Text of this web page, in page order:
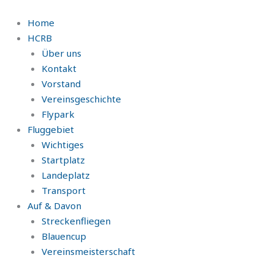
Inhalt
springen
Home
HCRB
Über uns
Kontakt
Vorstand
Vereinsgeschichte
Flypark
Fluggebiet
Wichtiges
Startplatz
Landeplatz
Transport
Auf & Davon
Streckenfliegen
Blauencup
Vereinsmeisterschaft